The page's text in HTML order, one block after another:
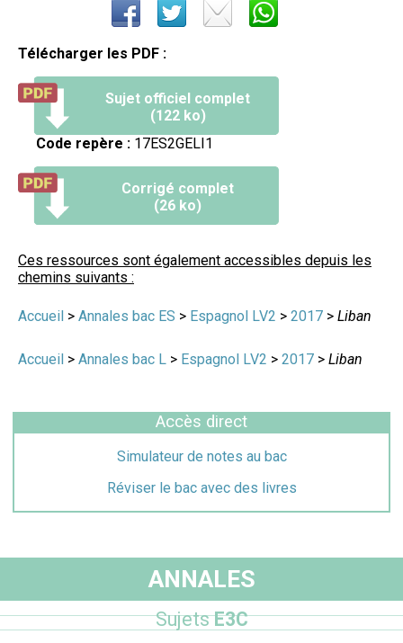
Télécharger les PDF :
Sujet officiel complet
(122 ko)
Code repère : 17ES2GELI1
Corrigé complet
(26 ko)
Ces ressources sont également accessibles depuis les
chemins suivants :
Accueil > Annales bac ES > Espagnol LV2 > 2017 > Liban
Accueil > Annales bac L > Espagnol LV2 > 2017 > Liban
Accès direct
Simulateur de notes au bac
Réviser le bac avec des livres
ANNALES
SujetsE3C